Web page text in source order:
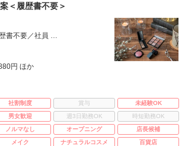
＜履歴書不要＞
書不要／社員 …
円 ほか
社割制度 賞与
未経験OK
男女歓迎 週3日勤務OK
時短勤務OK
ノルマなし オープニング
店長候補
メイク ナチュラルコスメ 百貨店